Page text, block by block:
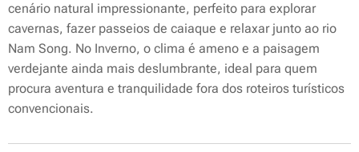
cenário natural impressionante, perfeito para explorar
cavernas, fazer passeios de caiaque e relaxar junto ao rio
Nam Song. No Inverno, o clima é ameno e a paisagem
verdejante ainda mais deslumbrante, ideal para quem
procura aventura e tranquilidade fora dos roteiros turísticos
convencionais.